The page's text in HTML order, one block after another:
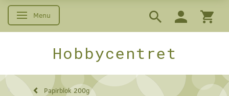
Skifte navigation
Menu
Hobbycentret
Papirblok 200g